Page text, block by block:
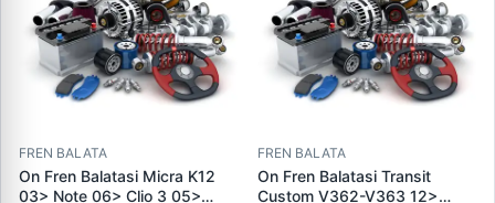
FREN BALATA
On Fren Balatasi Micra K12
03> Note 06> Clio 3 05>
FREN BALATA
On Fren Balatasi Transit
Custom V362-V363 12>